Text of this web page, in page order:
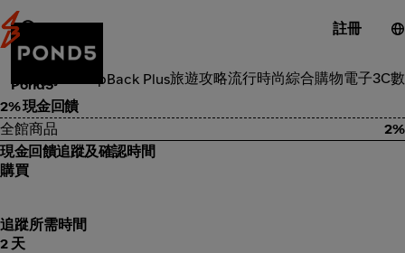
註冊
ShopBack Plus旅遊攻略流行時尚綜合購物電子3C
工具服務
Pond5
2% 現金回饋
全館商品
2%
現金回饋追蹤及確認時間
購買
追蹤所需時間
2 天